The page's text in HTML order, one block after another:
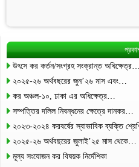
উৎসে কর কর্তন/সংগ্রহ সংক্রান্ত অধিক্ষেত্র…
২০২৫-২৬ অর্থবছরের জুন’২৬ মাস এবং…
কর অঞ্চল-১০, ঢাকা এর অধিক্ষেত্র…
সম্পত্তির দলিল নিবন্ধনের ক্ষেত্রে দানকর…
২০২৩-২০২৪ করবর্ষের স্বাভাবিক ব্যক্তি
২০২৫-২৬ অর্থবছরের জুলাই’২৫ মাস থেকে…
মূল্য সংযোজন কর বিষয়ক নির্দেশিকা